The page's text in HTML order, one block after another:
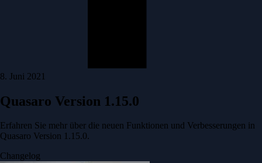
8. Juni 2021
Quasaro Version 1.15.0
Erfahren Sie mehr über die neuen Funktionen und Verbesserungen in
Quasaro Version 1.15.0.
Changelog